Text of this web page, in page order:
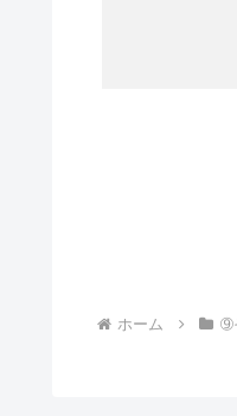
ホーム ➈